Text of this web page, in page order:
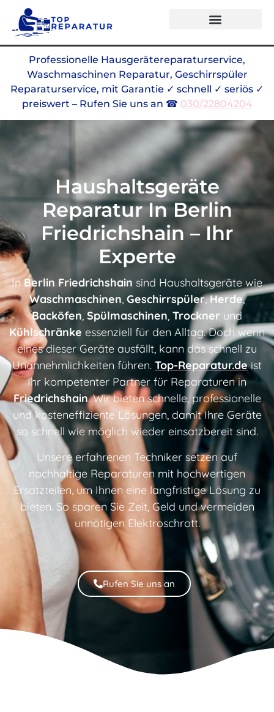
Professionelle Hausgerätereparaturservice,
Waschmaschinen Reparatur, Geschirrspüler
Reparaturservice, mit Garantie ✓ schnell ✓ seriös ✓
preiswert – Rufen Sie uns an ☎ 030/22804204
Haushaltsgeräte
Reparatur In Berlin
Friedrichshain – Ihr
Experte
In Berlin Friedrichshain sind Haushaltsgeräte wie
Waschmaschinen, Geschirrspüler,Herde,
Backöfen, Spülmaschinen, Trockner und
Kühlschränke essenziell für den Alltag. Doch wenn
eines dieser Geräte ausfällt, kann das schnell zu
Unannehmlichkeiten führen. Top-Reparatur.deist
Ihr kompetenter Partner für Reparaturen in
Friedrichshain. Wir bieten schnelle, professionelle
und kosteneffiziente Lösungen, damit Ihre Geräte
so schnell wie möglich wieder einsatzbereit sind.
Unsere erfahrenen Techniker setzen auf
nachhaltige Reparaturen mit hochwertigen
Ersatzteilen, um Ihnen eine langfristige Lösung zu
bieten. So sparen Sie Zeit, Geld und vermeiden
unnötigen Elektroschrott.
Rufen Sie uns an